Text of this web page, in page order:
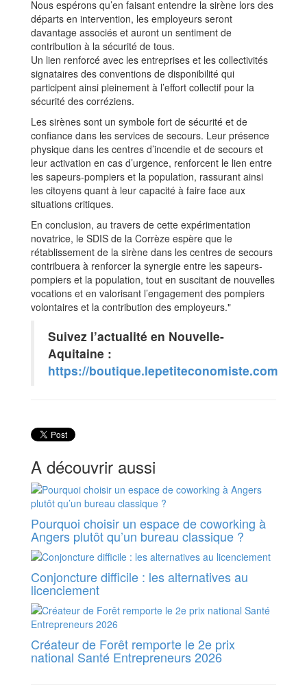
Nous espérons qu’en faisant entendre la sirène lors des
départs en intervention, les employeurs seront
davantage associés et auront un sentiment de
contribution à la sécurité de tous.
Un lien renforcé avec les entreprises et les collectivités
signataires des conventions de disponibilité qui
participent ainsi pleinement à l’effort collectif pour la
sécurité des corréziens.
Les sirènes sont un symbole fort de sécurité et de
confiance dans les services de secours. Leur présence
physique dans les centres d’incendie et de secours et
leur activation en cas d’urgence, renforcent le lien entre
les sapeurs-pompiers et la population, rassurant ainsi
les citoyens quant à leur capacité à faire face aux
situations critiques.
En conclusion, au travers de cette expérimentation
novatrice, le SDIS de la Corrèze espère que le
rétablissement de la sirène dans les centres de secours
contribuera à renforcer la synergie entre les sapeurs-
pompiers et la population, tout en suscitant de nouvelles
vocations et en valorisant l’engagement des pompiers
volontaires et la contribution des employeurs."
Suivez l’actualité en Nouvelle-
Aquitaine :
https://boutique.lepetiteconomiste.com
A découvrir aussi
Pourquoi choisir un espace de coworking à
Angers plutôt qu’un bureau classique ?
Conjoncture difficile : les alternatives au
licenciement
Créateur de Forêt remporte le 2e prix
national Santé Entrepreneurs 2026